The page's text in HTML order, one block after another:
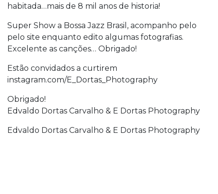
habitada…mais de 8 mil anos de historia!
Super Show a Bossa Jazz Brasil, acompanho pelo
pelo site enquanto edito algumas fotografias.
Excelente as canções… Obrigado!
Estão convidados a curtirem
instagram.com/E_Dortas_Photography
Obrigado!
Edvaldo Dortas Carvalho & E Dortas Photography
Edvaldo Dortas Carvalho & E Dortas Photography